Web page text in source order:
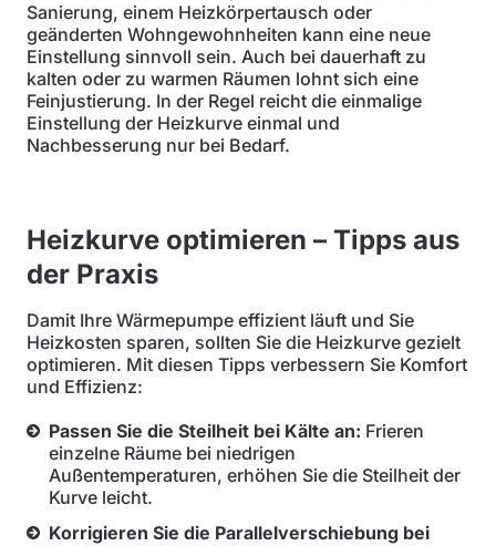
Sanierung, einem Heizkörpertausch oder
geänderten Wohngewohnheiten kann eine neue
Einstellung sinnvoll sein. Auch bei dauerhaft zu
kalten oder zu warmen Räumen lohnt sich eine
Feinjustierung. In der Regel reicht die einmalige
Einstellung der Heizkurve einmal und
Nachbesserung nur bei Bedarf.
Heizkurve optimieren – Tipps aus
der Praxis
Damit Ihre Wärmepumpe effizient läuft und Sie
Heizkosten sparen, sollten Sie die Heizkurve gezielt
optimieren. Mit diesen Tipps verbessern Sie Komfort
und Effizienz:
Passen Sie die Steilheit bei Kälte an: Frieren
einzelne Räume bei niedrigen
Außentemperaturen, erhöhen Sie die Steilheit der
Kurve leicht.
Korrigieren Sie die Parallelverschiebung bei